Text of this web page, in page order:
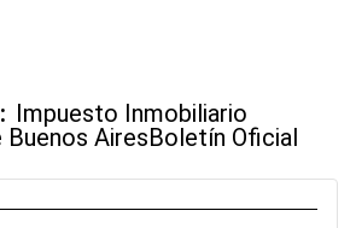
Impuesto Inmobiliario
Buenos AiresBoletín Oficial